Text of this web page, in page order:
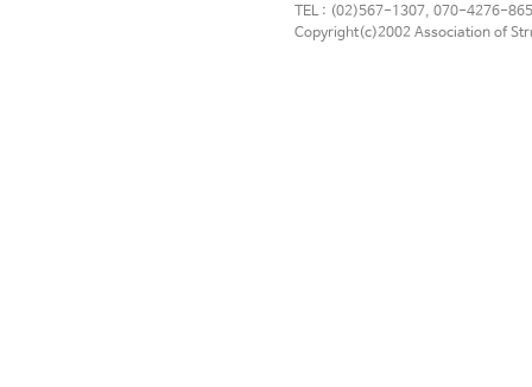
TEL : (02)567-1307, 070-4276-
Copyright(c)2002 Association of